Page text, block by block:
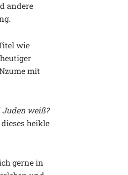
andere
wie
mit
Juden weiß?
heikle
gerne in